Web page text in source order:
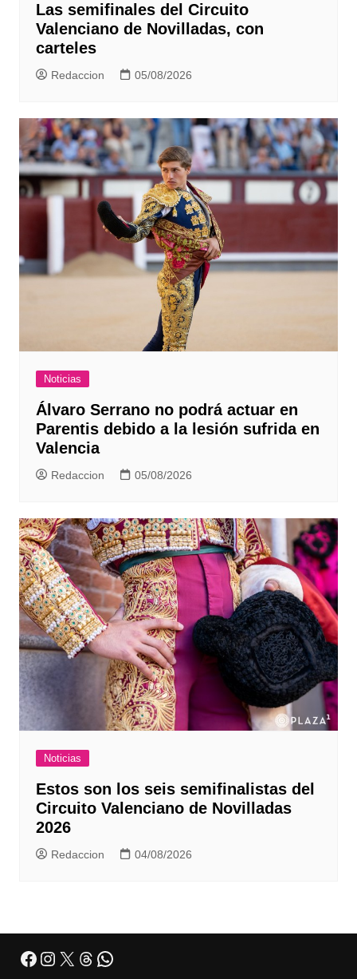
Las semifinales del Circuito
Valenciano de Novilladas, con
carteles
Redaccion 05/08/2026
Noticias
Álvaro Serrano no podrá actuar en
Parentis debido a la lesión sufrida en
Valencia
Redaccion 05/08/2026
Noticias
Estos son los seis semifinalistas del
Circuito Valenciano de Novilladas
2026
Redaccion 04/08/2026
Facebook Instagram X Threads WhatsApp